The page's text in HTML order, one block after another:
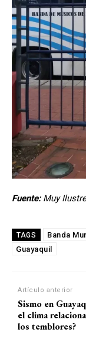
Fuente:Muy
TAGS Banda
Guayaquil
Artículo anterior
Sismo en
el clima
los temblores?